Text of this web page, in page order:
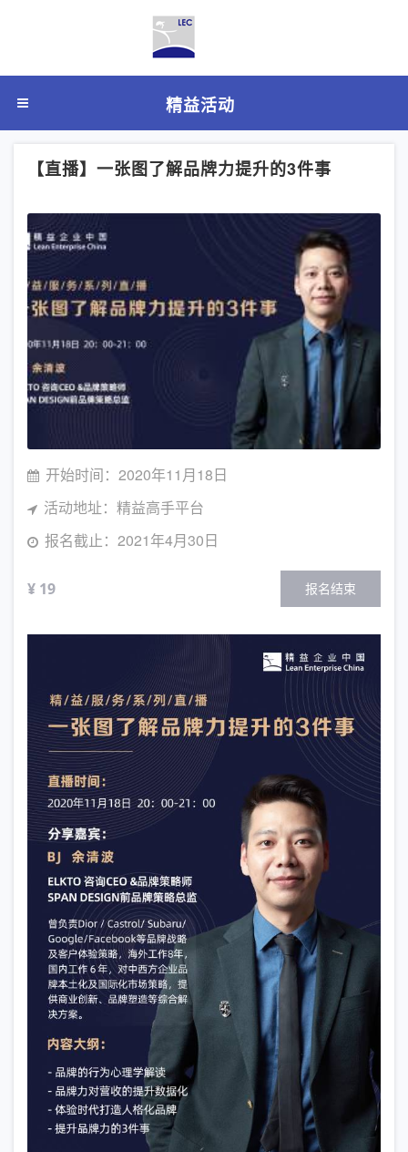
精益活动
【直播】一张图了解品牌力提升的3件事
开始时间：2020年11月18日
活动地址：精益高手平台
报名截止：2021年4月30日
¥ 19 报名结束